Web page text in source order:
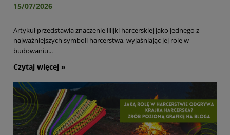
15/07/2026
Artykuł przedstawia znaczenie lilijki harcerskiej jako jednego z
najważniejszych symboli harcerstwa, wyjaśniając jej rolę w
budowaniu...
czytaj więcej »